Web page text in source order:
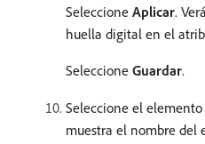
Seleccione Aplicar.
huella digital en el
Seleccione Guardar.
Seleccione el
muestra el nombre del